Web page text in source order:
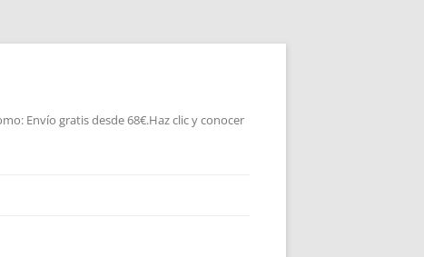
Envío gratis desde 68€.Haz clic y conocer